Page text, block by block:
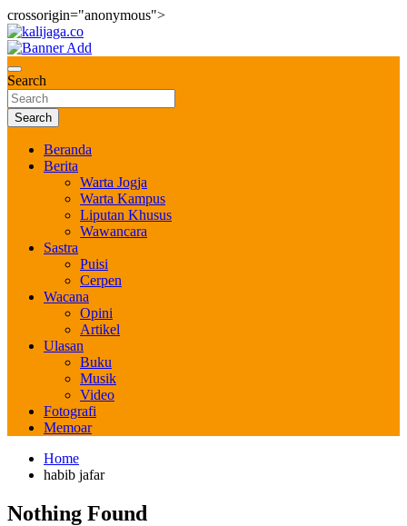
crossorigin="anonymous">
Skip
to
content
kalijaga.co
Search
Search
Beranda
Berita
Warta Jogja
Warta Kampus
Liputan Khusus
Wawancara
Sastra
Puisi
Cerpen
Wacana
Opini
Artikel
Ulasan
Buku
Musik
Video
Fotografi
Memoar
Home
habib jafar
Nothing Found